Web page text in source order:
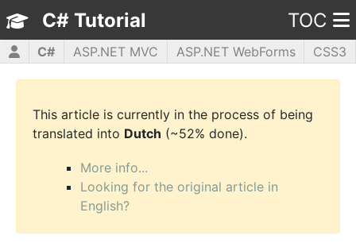
C# Tutorial TOC
C# ASP.NET MVC ASP.NET WebForms
CSS3
HTML5
JavaScript jQuery PHP5 WPF
This article is currently in the process of being
translated into Dutch (~52% done).
More info...
Looking for the original article in
English?